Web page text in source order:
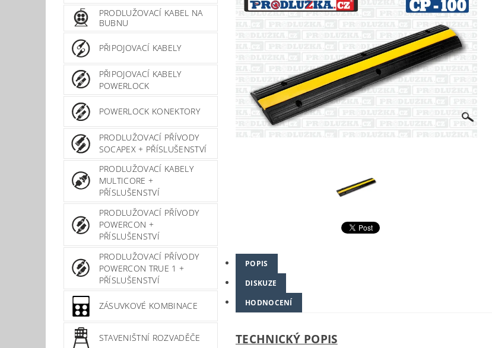
PRODLUŽOVACÍ KABEL NA
BUBNU
PŘIPOJOVACÍ KABELY
PŘIPOJOVACÍ KABELY
POWERLOCK
POWERLOCK KONEKTORY
PRODLUŽOVACÍ PŘÍVODY
SOCAPEX + PŘÍSLUŠENSTVÍ
PRODLUŽOVACÍ KABELY
MULTICORE +
PŘÍSLUŠENSTVÍ
PRODLUŽOVACÍ PŘÍVODY
POWERCON +
PŘÍSLUŠENSTVÍ
PRODLUŽOVACÍ PŘÍVODY
POWERCON TRUE 1 +
PŘÍSLUŠENSTVÍ
ZÁSUVKOVÉ KOMBINACE
STAVENIŠTNÍ ROZVADĚČE
POPIS
DISKUZE
HODNOCENÍ
TECHNICKÝ POPIS